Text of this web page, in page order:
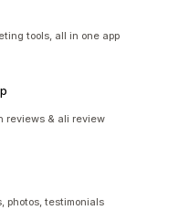
tools, all in one app
reviews & ali review
photos, testimonials